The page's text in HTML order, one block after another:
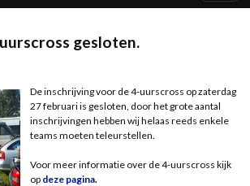
gesloten.
De inschrijving voor de 4-uurscross op zaterdag
27 februari is gesloten, door het grote aantal
inschrijvingen hebben wij helaas reeds enkele
teams moeten teleurstellen.
Voor meer informatie over de 4-uurscross kijk
op deze pagina.